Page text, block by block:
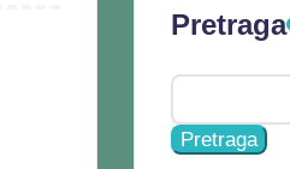
Pretraga
Pretraga